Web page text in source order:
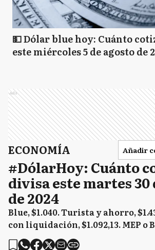
💵 Dólar blue hoy: Cuánto
este miércoles 5 de agosto de
Ads
ECONOMÍA Añadir
#DólarHoy: Cuánto
divisa este martes
de 2024
Blue, $1.040. Turista y ahorro,
con liquidación, $1.092,13. MEP o